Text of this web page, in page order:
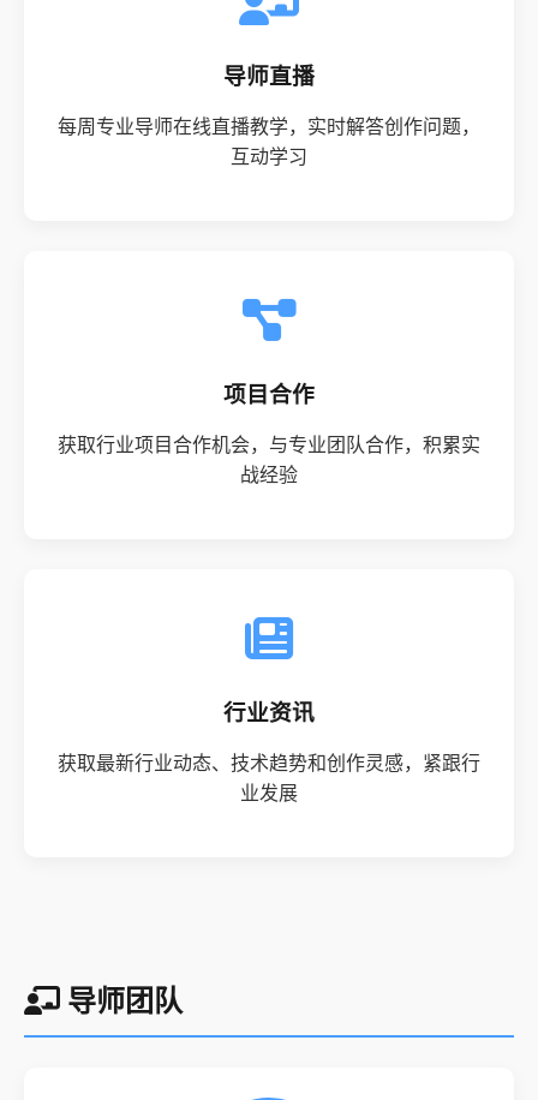
导师直播
每周专业导师在线直播教学，实时解答创作问题，
互动学习
项目合作
获取行业项目合作机会，与专业团队合作，积累实
战经验
行业资讯
获取最新行业动态、技术趋势和创作灵感，紧跟行
业发展
导师团队